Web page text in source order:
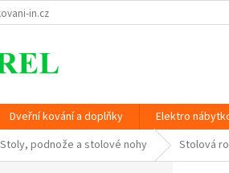
in.cz
Dveřní kování a doplňky Elektro
Stoly, podnože a stolové nohy Stolová